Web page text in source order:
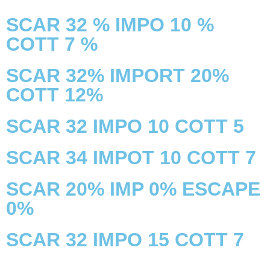
SCAR 32 % IMPO 10 %
COTT 7 %
SCAR 32% IMPORT 20%
COTT 12%
SCAR 32 IMPO 10 COTT 5
SCAR 34 IMPOT 10 COTT 7
SCAR 20% IMP 0% ESCAPE
0%
SCAR 32 IMPO 15 COTT 7